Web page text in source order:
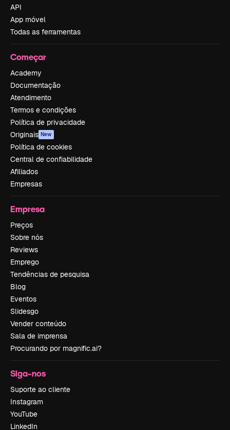
API
App móvel
Todas as ferramentas
Começar
Academy
Documentação
Atendimento
Termos e condições
Política de privacidade
Originais New
Política de cookies
Central de confiabilidade
Afiliados
Empresas
Empresa
Preços
Sobre nós
Reviews
Emprego
Tendências de pesquisa
Blog
Eventos
Slidesgo
Vender conteúdo
Sala de imprensa
Procurando por magnific.ai?
Siga-nos
Suporte ao cliente
Instagram
YouTube
LinkedIn